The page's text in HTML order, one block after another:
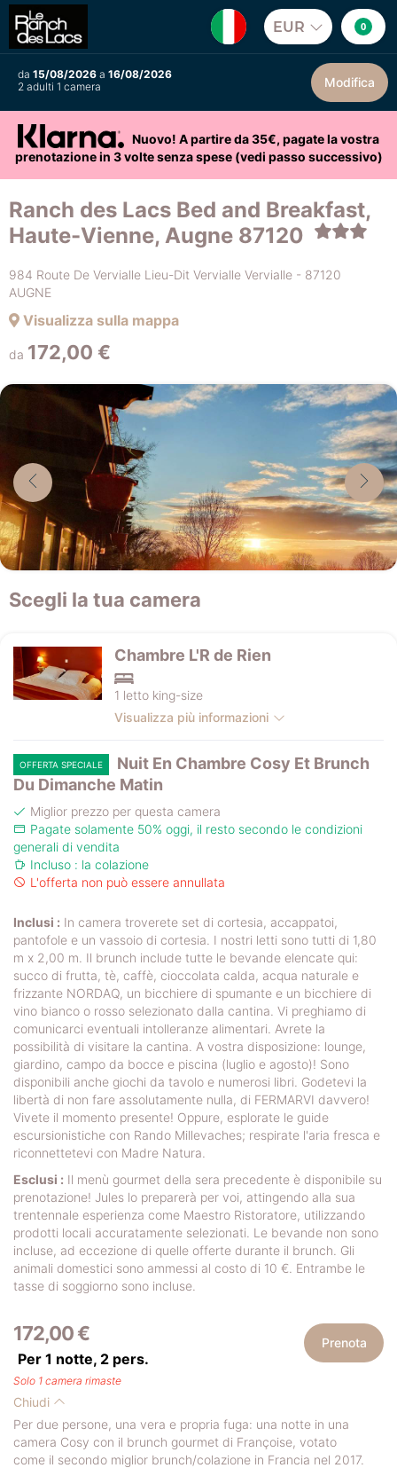
EUR 0
da 15/08/2026 a 16/08/2026
2 adulti 1 camera
Modifica
Nuovo! A partire da 35€, pagate la vostra
prenotazione in 3 volte senza spese (vedi passo successivo)
Ranch des Lacs Bed and Breakfast,
Haute-Vienne, Augne 87120
984 Route De Vervialle Lieu-Dit Vervialle Vervialle - 87120
AUGNE
Visualizza sulla mappa
da 172,00 €
Scegli la tua camera
Chambre L'R de Rien
1 letto king-size
Visualizza più informazioni
OFFERTA SPECIALE
Nuit En Chambre Cosy Et Brunch
Du Dimanche Matin
Miglior prezzo per questa camera
Pagate solamente 50% oggi, il resto secondo le condizioni
generali di vendita
Incluso : la colazione
L'offerta non può essere annullata
Inclusi : In camera troverete set di cortesia, accappatoi,
pantofole e un vassoio di cortesia. I nostri letti sono tutti di 1,80
m x 2,00 m. Il brunch include tutte le bevande elencate qui:
succo di frutta, tè, caffè, cioccolata calda, acqua naturale e
frizzante NORDAQ, un bicchiere di spumante e un bicchiere di
vino bianco o rosso selezionato dalla cantina. Vi preghiamo di
comunicarci eventuali intolleranze alimentari. Avrete la
possibilità di visitare la cantina. A vostra disposizione: lounge,
giardino, campo da bocce e piscina (luglio e agosto)! Sono
disponibili anche giochi da tavolo e numerosi libri. Godetevi la
libertà di non fare assolutamente nulla, di FERMARVI davvero!
Vivete il momento presente! Oppure, esplorate le guide
escursionistiche con Rando Millevaches; respirate l'aria fresca e
riconnettetevi con Madre Natura.
Esclusi : Il menù gourmet della sera precedente è disponibile su
prenotazione! Jules lo preparerà per voi, attingendo alla sua
trentennale esperienza come Maestro Ristoratore, utilizzando
prodotti locali accuratamente selezionati. Le bevande non sono
incluse, ad eccezione di quelle offerte durante il brunch. Gli
animali domestici sono ammessi al costo di 10 €. Entrambe le
tasse di soggiorno sono incluse.
172,00 €
Per 1 notte, 2 pers.
Prenota
Solo 1 camera rimaste
Chiudi
Per due persone, una vera e propria fuga: una notte in una
camera Cosy con il brunch gourmet di Françoise, votato
come il secondo miglior brunch/colazione in Francia nel 2017.